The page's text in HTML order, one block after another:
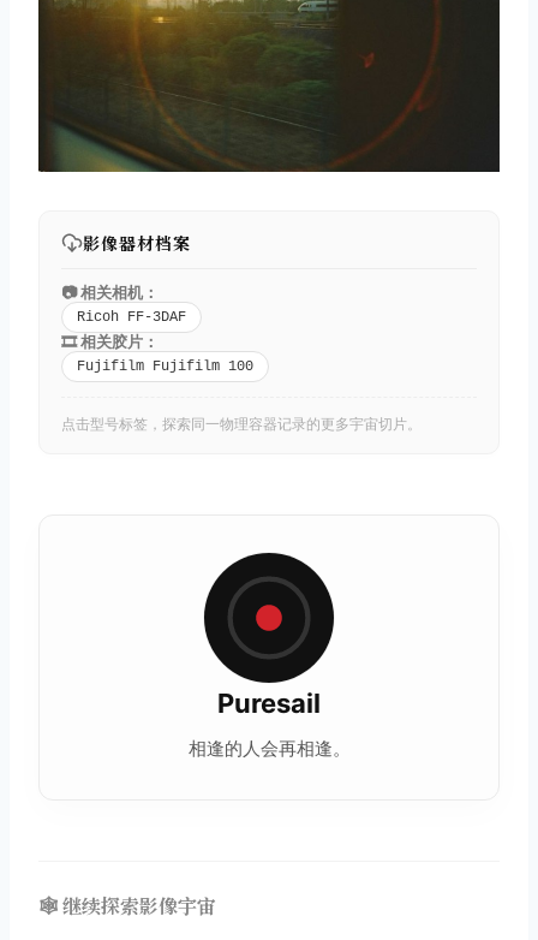
影像器材档案
📷 相关相机：
Ricoh FF-3DAF
🎞️ 相关胶片：
Fujifilm Fujifilm 100
点击型号标签，探索同一物理容器记录的更多宇宙切片。
Puresail
相逢的人会再相逢。
🕸️ 继续探索影像宇宙